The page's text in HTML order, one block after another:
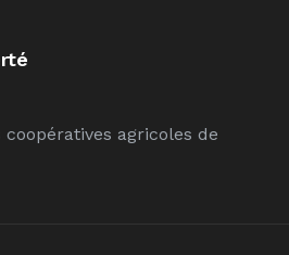
agricoles de